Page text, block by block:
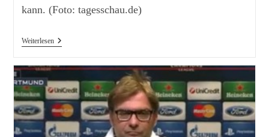
kann. (Foto: tagesschau.de)
WeiterlesenBerater
Regierung
Tritt
Zurück
…